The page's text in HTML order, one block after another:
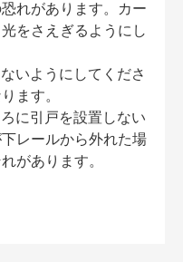
れがあります。カー
をさえぎるようにし
いようにしてくださ
ます。
に引戸を設置しない
レールから外れた場
があります。